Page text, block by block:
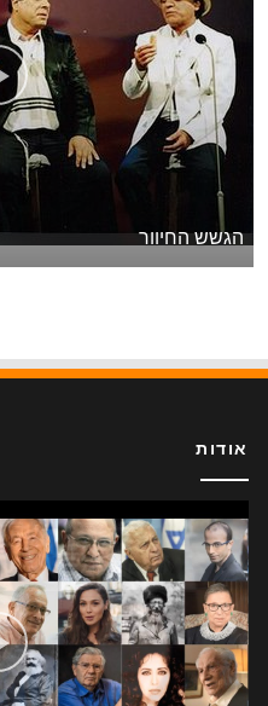
הגשש החיוור
אודות